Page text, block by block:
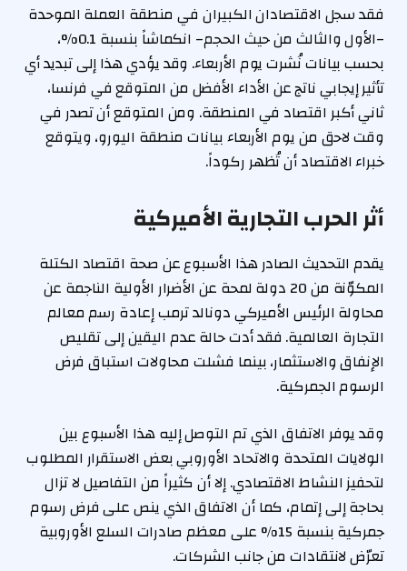
فقد سجل الاقتصادان الكبيران في منطقة العملة الموحدة
–الأول والثالث من حيث الحجم– انكماشاً بنسبة 0.1%،
بحسب بيانات نُشرت يوم الأربعاء. وقد يؤدي هذا إلى تبديد أي
تأثير إيجابي ناتج عن الأداء الأفضل من المتوقع في فرنسا،
ثاني أكبر اقتصاد في المنطقة. ومن المتوقع أن تصدر في
وقت لاحق من يوم الأربعاء بيانات منطقة اليورو، ويتوقع
خبراء الاقتصاد أن تُظهر ركوداً.
أثر الحرب التجارية الأميركية
يقدم التحديث الصادر هذا الأسبوع عن صحة اقتصاد الكتلة
المكوّنة من 20 دولة لمحة عن الأضرار الأولية الناجمة عن
محاولة الرئيس الأميركي دونالد ترمب إعادة رسم معالم
التجارة العالمية. فقد أدت حالة عدم اليقين إلى تقليص
الإنفاق والاستثمار، بينما فشلت محاولات استباق فرض
الرسوم الجمركية.
وقد يوفر الاتفاق الذي تم التوصل إليه هذا الأسبوع بين
الولايات المتحدة والاتحاد الأوروبي بعض الاستقرار المطلوب
لتحفيز النشاط الاقتصادي. إلا أن كثيراً من التفاصيل لا تزال
بحاجة إلى إتمام، كما أن الاتفاق الذي ينص على فرض رسوم
جمركية بنسبة 15% على معظم صادرات السلع الأوروبية
تعرّض لانتقادات من جانب الشركات.